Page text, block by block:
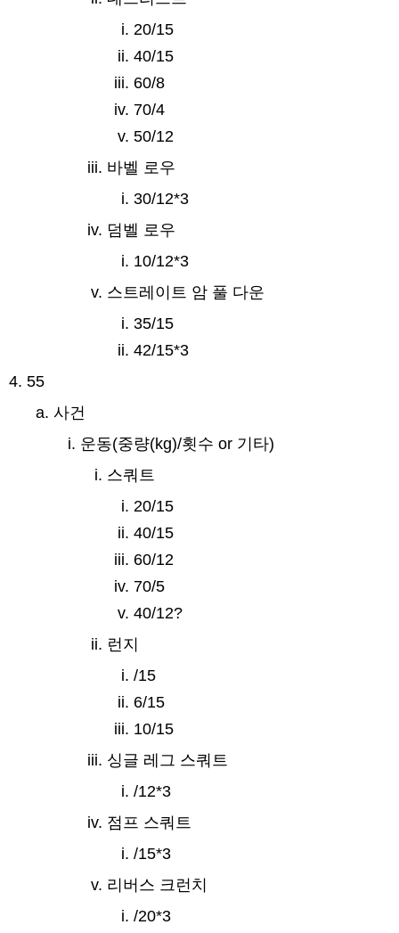
20/15
40/15
60/8
70/4
50/12
바벨 로우
30/12*3
덤벨 로우
10/12*3
스트레이트 암 풀 다운
35/15
42/15*3
55
사건
운동(중량(kg)/횟수 or 기타)
스쿼트
20/15
40/15
60/12
70/5
40/12?
런지
/15
6/15
10/15
싱글 레그 스쿼트
/12*3
점프 스쿼트
/15*3
리버스 크런치
/20*3